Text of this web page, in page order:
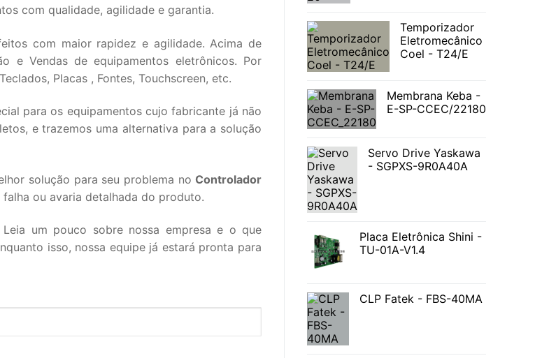
com qualidade, agilidade e garantia.
com maior rapidez e agilidade. Acima de
e Vendas de equipamentos eletrônicos. Por
Placas , Fontes, Touchscreen, etc.
para os equipamentos cujo fabricante já não
e trazemos uma alternativa para a solução
solução para seu problema no Controlador
falha ou avaria detalhada do produto.
um pouco sobre nossa empresa e o que
isso, nossa equipe já estará pronta para
Temporizador
Eletromecânico
Coel - T24/E
Membrana Keba -
E-SP-CCEC/22180
Servo Drive Yaskawa
- SGPXS-9R0A40A
Placa Eletrônica Shini -
TU-01A-V1.4
CLP Fatek - FBS-40MA